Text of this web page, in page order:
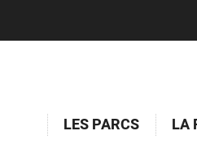
LES PARCS LA